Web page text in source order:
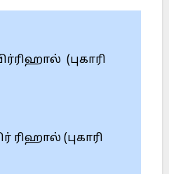
(புகாரி
(புகாரி